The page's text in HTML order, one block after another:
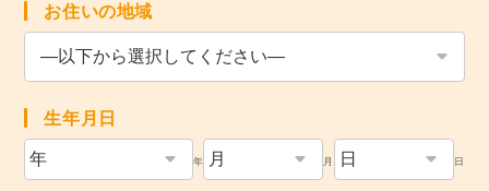
お住いの地域
生年月日
年 月 日